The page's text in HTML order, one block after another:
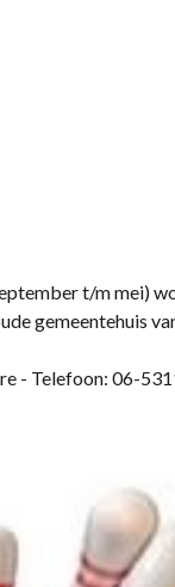
t/m mei)
gemeentehuis
- Telefoon: 06-